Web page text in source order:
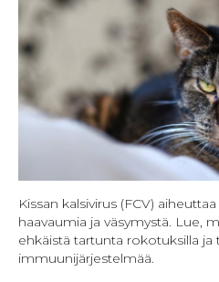
Kissan kalsivirus (FCV)
haavaumia ja väsymystä. Lue,
ehkäistä tartunta rokotuksilla
immuunijärjestelmää.